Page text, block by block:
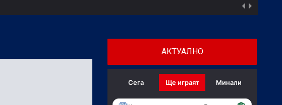
АКТУАЛНО
Сега Ще играят Минали